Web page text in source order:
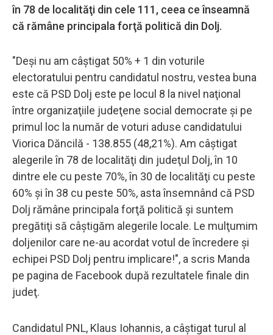
în 78 de localităţi din cele 111, ceea ce înseamnă
că rămâne principala forţă politică din Dolj.
"Deşi nu am câştigat 50% + 1 din voturile
electoratului pentru candidatul nostru, vestea buna
este că PSD Dolj este pe locul 8 la nivel naţional
între organizaţiile judeţene social democrate şi pe
primul loc la număr de voturi aduse candidatului
Viorica Dăncilă - 138.855 (48,21%). Am câştigat
alegerile în 78 de localităţi din judeţul Dolj, în 10
dintre ele cu peste 70%, în 30 de localităţi cu peste
60% şi în 38 cu peste 50%, asta însemnând că PSD
Dolj rămâne principala forţă politică şi suntem
pregătiţi să câştigăm alegerile locale. Le mulţumim
doljenilor care ne-au acordat votul de încredere şi
echipei PSD Dolj pentru implicare!", a scris Manda
pe pagina de Facebook după rezultatele finale din
judeţ.
Candidatul PNL, Klaus Iohannis, a câştigat turul al